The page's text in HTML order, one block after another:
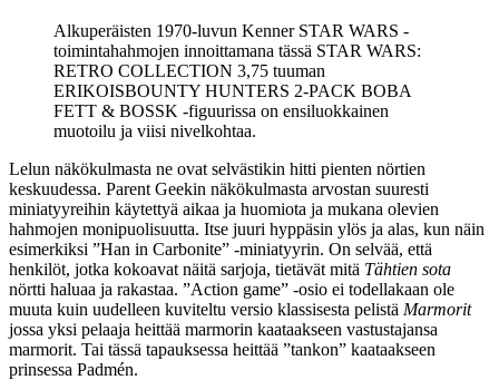
Alkuperäisten 1970-luvun Kenner STAR WARS -
toimintahahmojen innoittamana tässä STAR WARS:
RETRO COLLECTION 3,75 tuuman
ERIKOISBOUNTY HUNTERS 2-PACK BOBA
FETT & BOSSK -figuurissa on ensiluokkainen
muotoilu ja viisi nivelkohtaa.
Lelun näkökulmasta ne ovat selvästikin hitti pienten nörtien
keskuudessa. Parent Geekin näkökulmasta arvostan suuresti
miniatyyreihin käytettyä aikaa ja huomiota ja mukana olevien
hahmojen monipuolisuutta. Itse juuri hyppäsin ylös ja alas, kun näin
esimerkiksi ”Han in Carbonite” -miniatyyrin. On selvää, että
henkilöt, jotka kokoavat näitä sarjoja, tietävät mitä Tähtien sota
nörtti haluaa ja rakastaa. ”Action game” -osio ei todellakaan ole
muuta kuin uudelleen kuviteltu versio klassisesta pelistä Marmorit
jossa yksi pelaaja heittää marmorin kaataakseen vastustajansa
marmorit. Tai tässä tapauksessa heittää ”tankon” kaataakseen
prinsessa Padmén.